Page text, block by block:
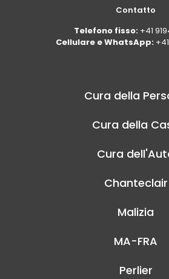
Contatto
Telefono fisso: +41
Cellulare e WhatsApp:
Cura della
Cura della
Cura
Chanteclair
Malizia
MA-FRA
Perlier